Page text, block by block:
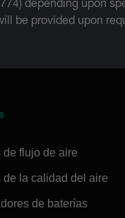
depending upon
be provided upon
de flujo de aire
de la calidad del aire
de baterías